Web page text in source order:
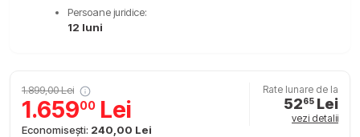
Persoane juridice:
12 luni
1.899,00 Lei
1.65900 Lei
Economisești: 240,00 Lei
Rate lunare de la
5265 Lei
vezi detalii